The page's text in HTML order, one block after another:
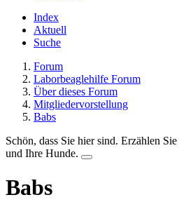
Index
Aktuell
Suche
Forum
Laborbeaglehilfe Forum
Über dieses Forum
Mitgliedervorstellung
Babs
Schön, dass Sie hier sind. Erzählen
und Ihre Hunde.
Babs